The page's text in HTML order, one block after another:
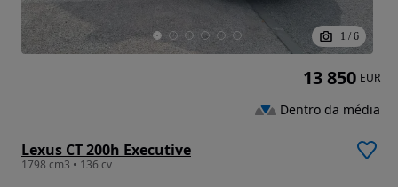
1 / 6
Lexus CT 200h Executive
1798 cm3 • 136 cv
13 850 EUR
Dentro da média